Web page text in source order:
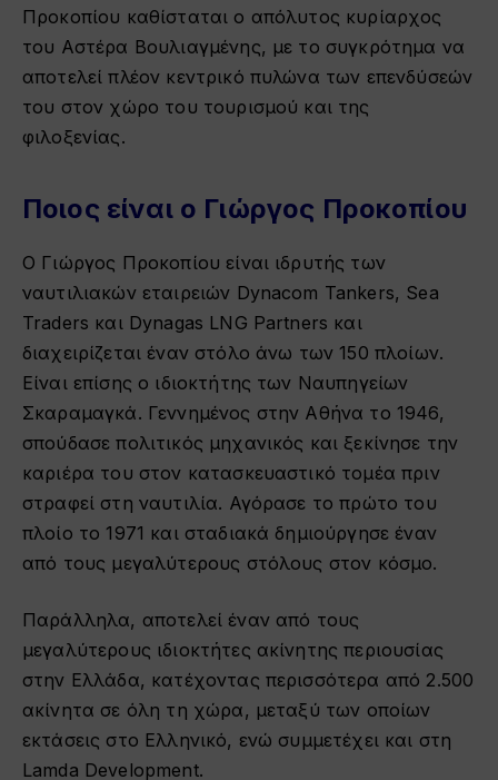
Προκοπίου καθίσταται ο απόλυτος κυρίαρχος
του Αστέρα Βουλιαγμένης, με το συγκρότημα να
αποτελεί πλέον κεντρικό πυλώνα των επενδύσεών
του στον χώρο του τουρισμού και της
φιλοξενίας.
Ποιος είναι ο Γιώργος Προκοπίου
Ο Γιώργος Προκοπίου είναι ιδρυτής των
ναυτιλιακών εταιρειών Dynacom Tankers, Sea
Traders και Dynagas LNG Partners και
διαχειρίζεται έναν στόλο άνω των 150 πλοίων​.
Είναι επίσης ο ιδιοκτήτης των Ναυπηγείων
Σκαραμαγκά. Γεννημένος στην Αθήνα το 1946,
σπούδασε πολιτικός μηχανικός και ξεκίνησε την
καριέρα του στον κατασκευαστικό τομέα πριν
στραφεί στη ναυτιλία. Αγόρασε το πρώτο του
πλοίο το 1971 και σταδιακά δημιούργησε έναν
από τους μεγαλύτερους στόλους στον κόσμο.
Παράλληλα, αποτελεί έναν από τους
μεγαλύτερους ιδιοκτήτες ακίνητης περιουσίας
στην Ελλάδα, κατέχοντας περισσότερα από 2.500
ακίνητα σε όλη τη χώρα​, μεταξύ των οποίων
εκτάσεις στο Ελληνικό, ενώ συμμετέχει και στη
Lamda Development​.